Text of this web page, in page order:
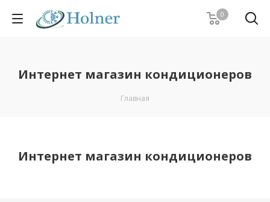
0
Интернет магазин кондиционеров
Главная
Интернет магазин кондиционеров